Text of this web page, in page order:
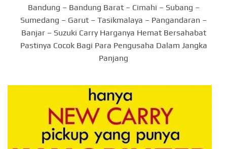
Bandung – Bandung Barat – Cimahi – Subang –
Sumedang – Garut – Tasikmalaya – Pangandaran –
Banjar – Suzuki Carry Harganya Hemat Bersahabat
Pastinya Cocok Bagi Para Pengusaha Dalam Jangka
Panjang